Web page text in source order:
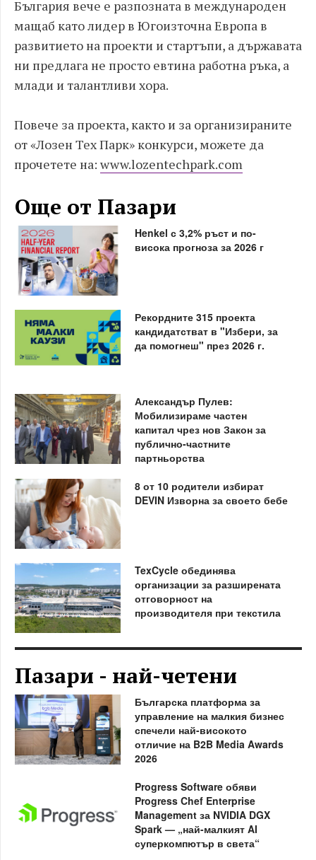
България вече е разпозната в международен
мащаб като лидер в Югоизточна Европа в
развитието на проекти и стартъпи, а държавата
ни предлага не просто евтина работна ръка, а
млади и талантливи хора.
Повече за проекта, както и за организираните
от «Лозен Тех Парк» конкурси, можете да
прочетете на: www.lozentechpark.com
Още от Пазари
Henkel с 3,2% ръст и по-
висока прогноза за 2026 г
Рекордните 315 проекта
кандидатстват в "Избери, за
да помогнеш" през 2026 г.
Александър Пулев:
Мобилизираме частен
капитал чрез нов Закон за
публично-частните
партньорства
8 от 10 родители избират
DEVIN Изворна за своето бебе
TexCycle обединява
организации за разширената
отговорност на
производителя при текстила
Пазари - най-четени
Българска платформа за
управление на малкия бизнес
спечели най-високото
отличие на B2B Media Awards
2026
Progress Software обяви
Progress Chef Enterprise
Management за NVIDIA DGX
Spark — „най-малкият AI
суперкомпютър в света“